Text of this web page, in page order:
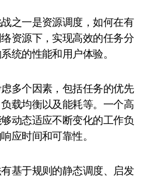
资源下，实现高效的任务分
统的性能和用户体验。
多个因素，包括任务的优先
载均衡以及能耗等。一个高
动态适应不断变化的工作负
应时间和可靠性。
基于规则的静态调度、启发